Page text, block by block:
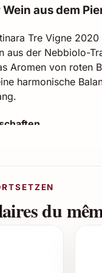
aus dem
Tre Vigne
aus der Nebbiolo-
Aromen von roten
harmonische
Ausbau im
Tre Vigne 2020
du